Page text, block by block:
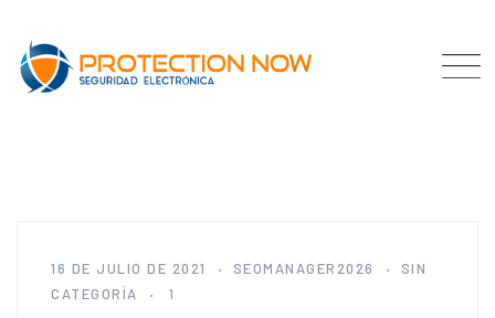
16 DE JULIO DE 2021 SEOMANAGER2026
SIN
CATEGORÍA
1